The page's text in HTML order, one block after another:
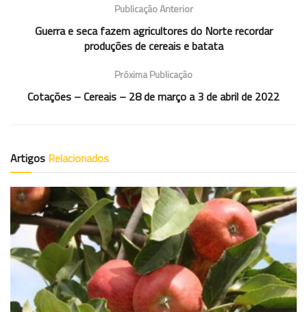
Publicação Anterior
Guerra e seca fazem agricultores do Norte recordar
produções de cereais e batata
Próxima Publicação
Cotações – Cereais – 28 de março a 3 de abril de 2022
Artigos Relacionados